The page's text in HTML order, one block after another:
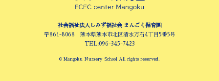
社会福祉法人しみず福祉会 まんごく保育園
〒861-8068 熊本県熊本市北区清水万石4丁目5番5号
TEL:096-345-7423
© Mangoku Nursery School All rights reserved.